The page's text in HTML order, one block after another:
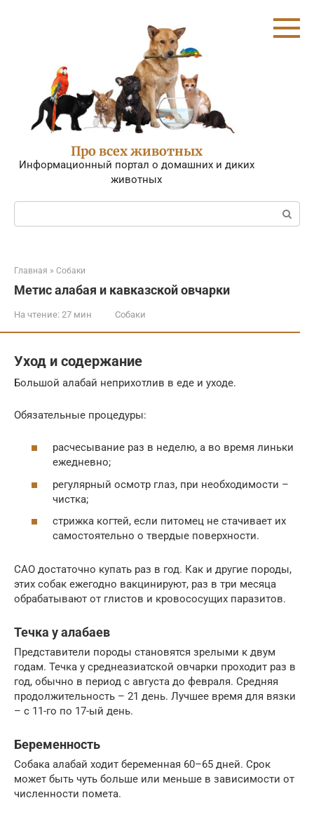
Про всех животных
Информационный портал о домашних и диких
животных
Поиск:
Главная » Собаки
Метис алабая и кавказской овчарки
На чтение: 27 мин Собаки
Уход и содержание
Большой алабай неприхотлив в еде и уходе.
Обязательные процедуры:
расчесывание раз в неделю, а во время линьки
ежедневно;
регулярный осмотр глаз, при необходимости –
чистка;
стрижка когтей, если питомец не стачивает их
самостоятельно о твердые поверхности.
САО достаточно купать раз в год. Как и другие породы,
этих собак ежегодно вакцинируют, раз в три месяца
обрабатывают от глистов и кровососущих паразитов.
Течка у алабаев
Представители породы становятся зрелыми к двум
годам. Течка у среднеазиатской овчарки проходит раз в
год, обычно в период с августа до февраля. Средняя
продолжительность – 21 день. Лучшее время для вязки
– с 11-го по 17-ый день.
Беременность
Собака алабай ходит беременная 60–65 дней. Срок
может быть чуть больше или меньше в зависимости от
численности помета.